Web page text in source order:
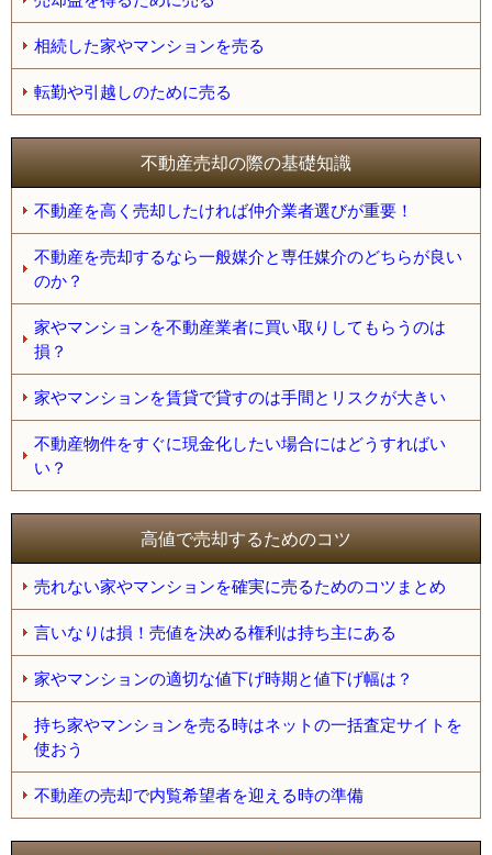
相続した家やマンションを売る
転勤や引越しのために売る
不動産売却の際の基礎知識
不動産を高く売却したければ仲介業者選びが重要！
不動産を売却するなら一般媒介と専任媒介のどちらが良い
のか？
家やマンションを不動産業者に買い取りしてもらうのは
損？
家やマンションを賃貸で貸すのは手間とリスクが大きい
不動産物件をすぐに現金化したい場合にはどうすればい
い？
高値で売却するためのコツ
売れない家やマンションを確実に売るためのコツまとめ
言いなりは損！売値を決める権利は持ち主にある
家やマンションの適切な値下げ時期と値下げ幅は？
持ち家やマンションを売る時はネットの一括査定サイトを
使おう
不動産の売却で内覧希望者を迎える時の準備